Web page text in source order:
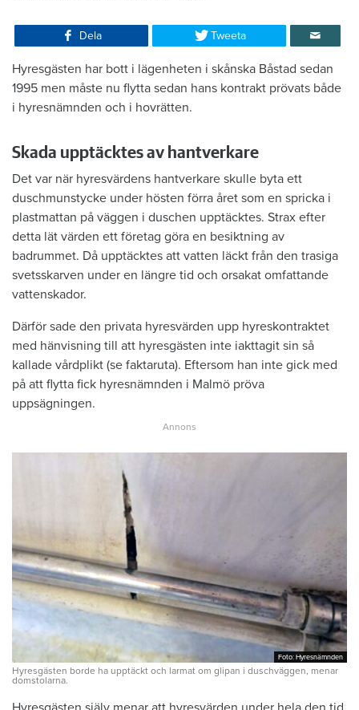
Dela Tweeta
Hyresgästen har bott i lägenheten i skånska Båstad sedan
1995 men måste nu flytta sedan hans kontrakt prövats både
i hyresnämnden och i hovrätten.
Skada upptäcktes av hantverkare
Det var när hyresvärdens hantverkare skulle byta ett
duschmunstycke under hösten förra året som en spricka i
plastmattan på väggen i duschen upptäcktes. Strax efter
detta lät värden ett företag göra en besiktning av
badrummet. Då upptäcktes att vatten läckt från den trasiga
svetsskarven under en längre tid och orsakat omfattande
vattenskador.
Därför sade den privata hyresvärden upp hyreskontraktet
med hänvisning till att hyresgästen inte iakttagit sin så
kallade vårdplikt (se faktaruta). Eftersom han inte gick med
på att flytta fick hyresnämnden i Malmö pröva
uppsägningen.
Foto: Hyresnämnden
Foto: Hyresnämnden
Hyresgästen borde ha upptäckt och larmat om glipan i duschväggen, menar
domstolarna.